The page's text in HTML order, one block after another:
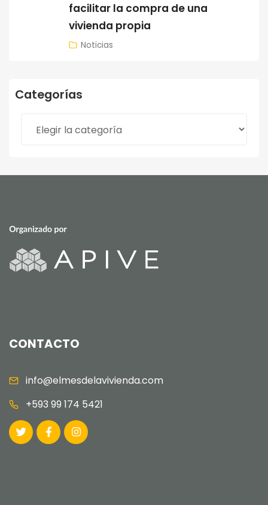
facilitar la compra de una
vivienda propia
Noticias
Categorías
CONTACTO
info@elmesdelavivienda.com
+593 99 174 5421